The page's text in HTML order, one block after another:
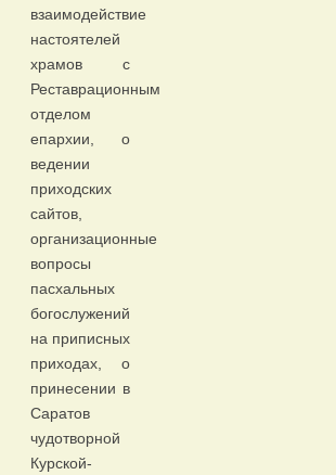
взаимодействие
настоятелей
храмов с
Реставрационным
отделом
епархии, о
ведении
приходских
сайтов,
организационные
вопросы
пасхальных
богослужений
на приписных
приходах, о
принесении в
Саратов
чудотворной
Курской-